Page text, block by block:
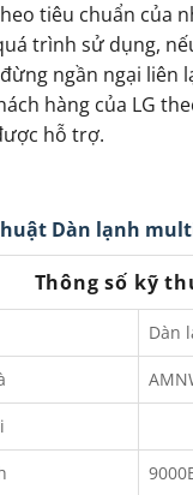
tiêu chuẩn của
trình sử dụng,
ngần ngại liên
hàng của LG
hỗ trợ.
Dàn lạnh multi
Thông số kỹ
Dàn